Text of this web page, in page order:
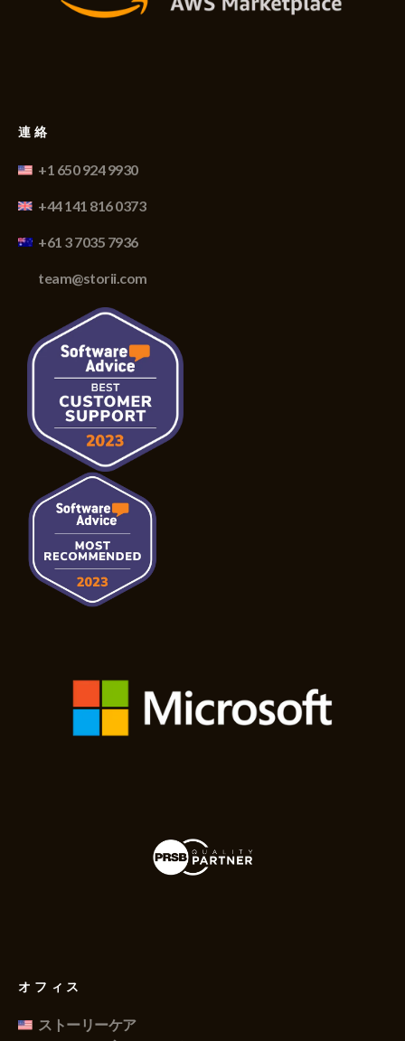
連絡
+1 650 924 9930
+44 141 816 0373
+61 3 7035 7936
team@storii.com
オフィス
ストーリーケア